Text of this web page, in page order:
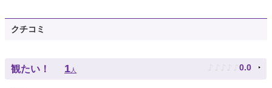
クチコミ
観たい！ 1人 ♪ ♪ ♪ ♪ ♪ 0.0